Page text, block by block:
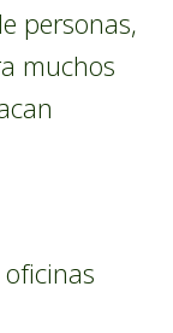
personas,
muchos